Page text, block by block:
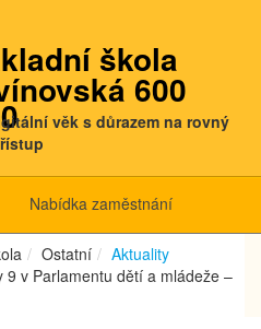
škola
600
věk s důrazem na rovný
Nabídka zaměstnání
Ostatní
Aktuality
9 v Parlamentu dětí a mládeže –